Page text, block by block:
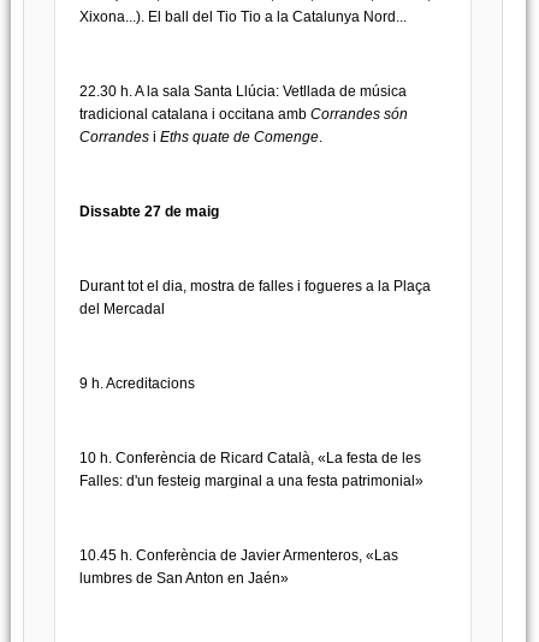
Xixona...). El ball del Tio Tio a la Catalunya Nord...
22.30 h. A la sala Santa Llúcia: Vetllada de música
tradicional catalana i occitana amb Corrandes són
Corrandesi Eths quate de Comenge.
Dissabte 27 de maig
Durant tot el dia, mostra de falles i fogueres a la Plaça
del Mercadal
9 h. Acreditacions
10 h. Conferència de Ricard Català, «La festa de les
Falles: d'un festeig marginal a una festa patrimonial»
10.45 h. Conferència de Javier Armenteros, «Las
lumbres de San Anton en Jaén»